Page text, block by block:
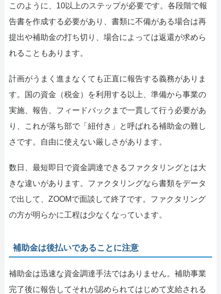
このように、10以上のステップが必要です。各段階で報
告書を作成する必要があり、書類に不備がある場合は再
提出や補助金の打ち切り、場合によっては返還が求めら
れることもあります。
計画がうまく進まなくても正直に報告する義務がありま
す。国の資金（税金）を利用する以上、準備から事業の
実施、報告、フィードバックまで一貫して行う必要があ
り、これが落ち部で「紐付き」と呼ばれる補助金の難し
さです。自由に使えない厳しさがあります。
数日、最短即日で資金調達できるファクタリングとは大
きな違いがあります。ファクタリングなら書類をデータ
で出して、ZOOMで面談して終了です。ファクタリング
の方が明らかに工程は少なくなっています。
補助金は後払いであることに注意
補助金は迅速な資金調達手法ではありません。補助事業
完了後に報告してそれが認められてはじめて支給される